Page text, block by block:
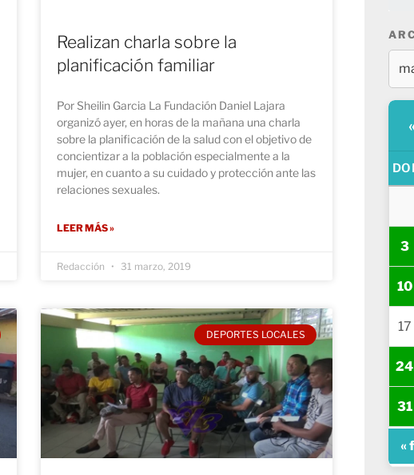
Realizan charla sobre la
planificación familiar
Por Sheilin Garcia La Fundación Daniel Lajara
organizó ayer, en horas de la mañana una charla
sobre la planificación de la salud con el objetivo de
concientizar a la población especialmente a la
mujer, en cuanto a su cuidado y protección ante las
relaciones sexuales.
LEER MÁS »
Redacción 31 marzo, 2019
DEPORTES LOCALES
3
10
17
24
31
«